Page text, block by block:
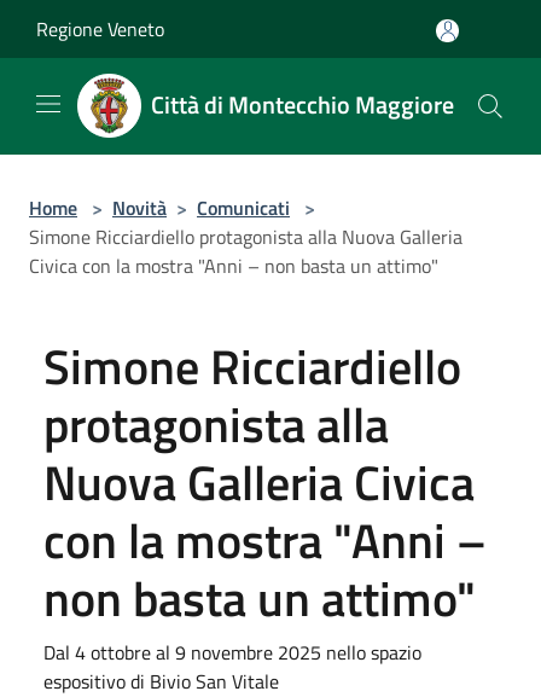
Regione Veneto
Città di Montecchio Maggiore
Home > Novità > Comunicati >
Simone Ricciardiello protagonista alla Nuova Galleria
Civica con la mostra "Anni – non basta un attimo"
Simone Ricciardiello
protagonista alla
Nuova Galleria Civica
con la mostra "Anni –
non basta un attimo"
Dal 4 ottobre al 9 novembre 2025 nello spazio
espositivo di Bivio San Vitale